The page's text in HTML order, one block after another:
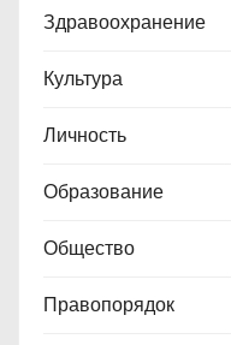
Здравоохранение
Культура
Личность
Образование
Общество
Правопорядок